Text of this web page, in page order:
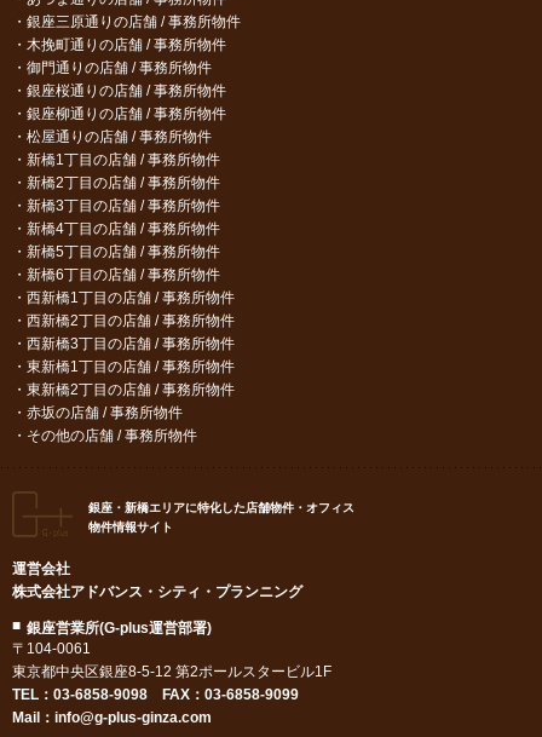
銀座三原通りの店舗 / 事務所物件
木挽町通りの店舗 / 事務所物件
御門通りの店舗 / 事務所物件
銀座桜通りの店舗 / 事務所物件
銀座柳通りの店舗 / 事務所物件
松屋通りの店舗 / 事務所物件
新橋1丁目の店舗 / 事務所物件
新橋2丁目の店舗 / 事務所物件
新橋3丁目の店舗 / 事務所物件
新橋4丁目の店舗 / 事務所物件
新橋5丁目の店舗 / 事務所物件
新橋6丁目の店舗 / 事務所物件
西新橋1丁目の店舗 / 事務所物件
西新橋2丁目の店舗 / 事務所物件
西新橋3丁目の店舗 / 事務所物件
東新橋1丁目の店舗 / 事務所物件
東新橋2丁目の店舗 / 事務所物件
赤坂の店舗 / 事務所物件
その他の店舗 / 事務所物件
銀座・新橋エリアに特化した店舗物件・オフィス
物件情報サイト
運営会社
株式会社アドバンス・シティ・プランニング
銀座営業所(G-plus運営部署)
〒104-0061
東京都中央区銀座8-5-12 第2ポールスタービル1F
TEL： 03-6858-9098 FAX：03-6858-9099
Mail： info@g-plus-ginza.com